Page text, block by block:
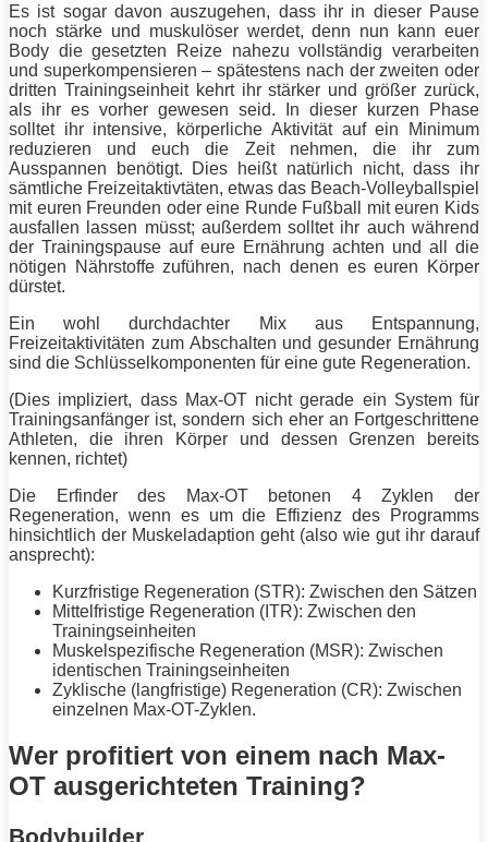
Es ist sogar davon auszugehen, dass ihr in dieser Pause
noch stärke und muskulöser werdet, denn nun kann euer
Body die gesetzten Reize nahezu vollständig verarbeiten
und superkompensieren – spätestens nach der zweiten oder
dritten Trainingseinheit kehrt ihrstärker und größer zurück,
als ihr es vorher gewesen seid. In dieser kurzen Phase
solltet ihr intensive, körperliche Aktivität auf ein Minimum
reduzieren und euch die Zeit nehmen, die ihr zum
Ausspannen benötigt. Dies heißt natürlich nicht, dass ihr
sämtliche Freizeitaktivtäten, etwas das Beach-Volleyballspiel
mit euren Freunden oder eine Runde Fußball mit euren Kids
ausfallen lassen müsst; außerdem solltet ihr auch während
der Trainingspause auf eure Ernährung achten und all die
nötigen Nährstoffe zuführen, nach denen es euren Körper
dürstet.
Ein wohl durchdachter Mix aus Entspannung,
Freizeitaktivitäten zum Abschalten und gesunder Ernährung
sind die Schlüsselkomponenten für eine gute Regeneration.
(Dies impliziert, dass Max-OT nicht gerade ein System für
Trainingsanfänger ist, sondern sich eher an Fortgeschrittene
Athleten, die ihren Körper und dessen Grenzen bereits
kennen, richtet)
Die Erfinder des Max-OT betonen 4 Zyklen der
Regeneration, wenn es um die Effizienz des Programms
hinsichtlich der Muskeladaption geht (also wie gut ihr darauf
ansprecht):
Kurzfristige Regeneration (STR): Zwischen den Sätzen
Mittelfristige Regeneration (ITR): Zwischen den
Trainingseinheiten
Muskelspezifische Regeneration (MSR): Zwischen
identischen Trainingseinheiten
Zyklische (langfristige) Regeneration (CR): Zwischen
einzelnen Max-OT-Zyklen.
Wer profitiert von einem nach Max-
OT ausgerichteten Training?